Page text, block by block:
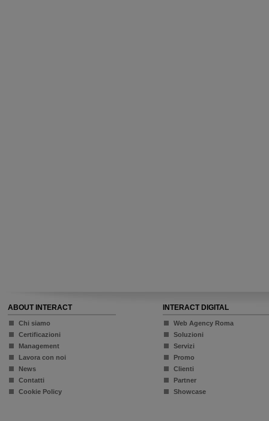
ABOUT INTERACT
Chi siamo
Certificazioni
Management
Lavora con noi
News
Contatti
Cookie Policy
INTERACT DIGITAL
Web Agency Roma
Soluzioni
Servizi
Promo
Clienti
Partner
Showcase